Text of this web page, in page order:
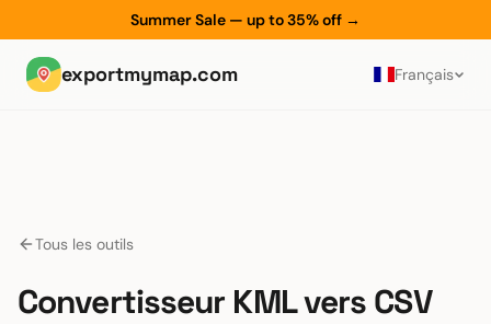
Summer Sale — up to 35% off →
exportmymap.com Français
Tous les outils
Convertisseur KML vers CSV